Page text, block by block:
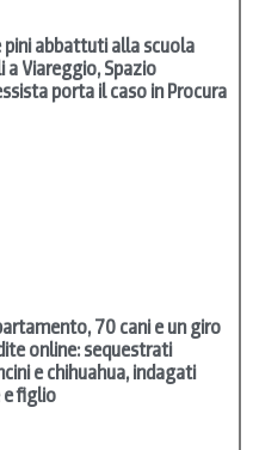
pini abbattuti alla scuola
a Viareggio, Spazio
porta il caso in Procura
70 cani e un giro
online: sequestrati
e chihuahua, indagati
e figlio